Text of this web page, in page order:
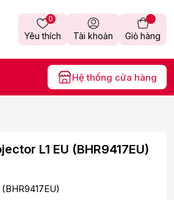
Yêu thích
0
Tài khoản Giỏ hàng
Hệ thống cửa hàng
L1 EU (BHR9417EU)
(BHR9417EU)